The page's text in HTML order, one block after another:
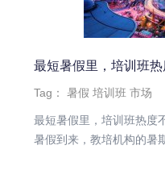
最短暑假里，培训班
Tag：暑假 培训班 市场
最短暑假里，培训班热度
暑假到来，教培机构的暑